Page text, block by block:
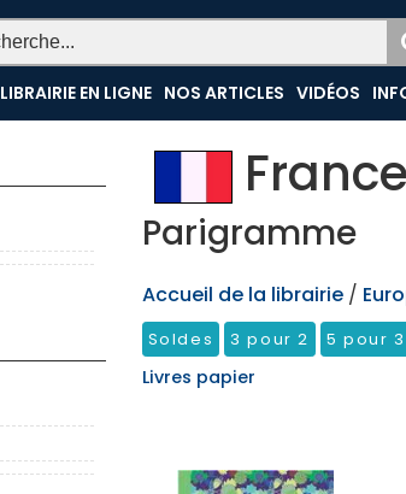
LIBRAIRIE EN LIGNE NOS ARTICLES VIDÉOS
France
Parigramme
Accueil de la librairie /
Soldes 3 pour 2 5 pour 3
Livres papier